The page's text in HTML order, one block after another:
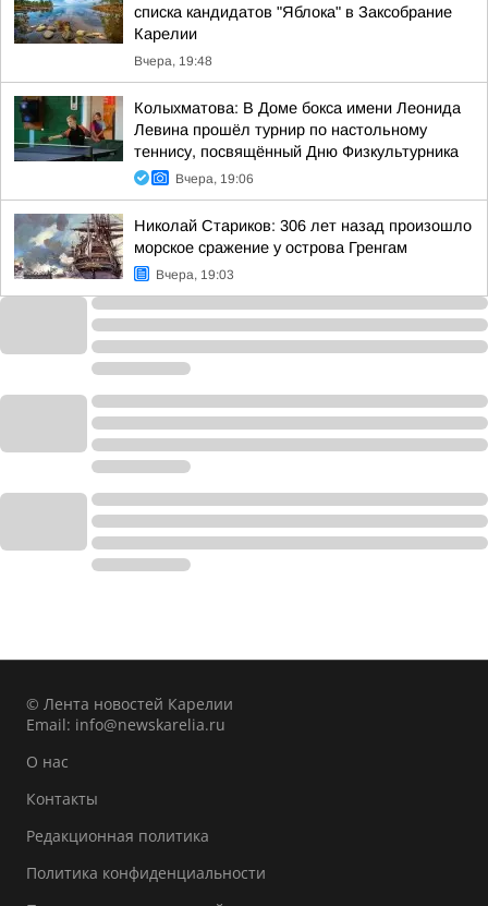
списка кандидатов "Яблока" в Заксобрание
Карелии
Вчера, 19:48
Колыхматова: В Доме бокса имени Леонида
Левина прошёл турнир по настольному
теннису, посвящённый Дню Физкультурника
Вчера, 19:06
Николай Стариков: 306 лет назад произошло
морское сражение у острова Гренгам
Вчера, 19:03
© Лента новостей Карелии
Email: info@newskarelia.ru
О нас
Контакты
Редакционная политика
Политика конфиденциальности